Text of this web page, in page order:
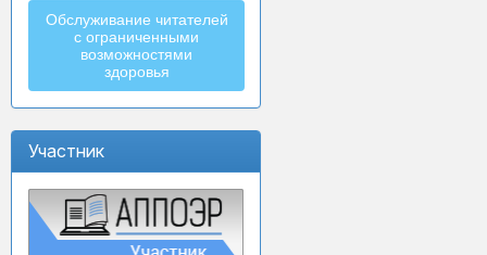
Обслуживание читателей
с ограниченными
возможностями
здоровья
Участник